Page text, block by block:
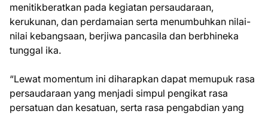
menitikberatkan pada kegiatan persaudaraan,
kerukunan, dan perdamaian serta menumbuhkan nilai-
nilai kebangsaan, berjiwa pancasila dan berbhineka
tunggal ika.
“Lewat momentum ini diharapkan dapat memupuk rasa
persaudaraan yang menjadi simpul pengikat rasa
persatuan dan kesatuan, serta rasa pengabdian yang